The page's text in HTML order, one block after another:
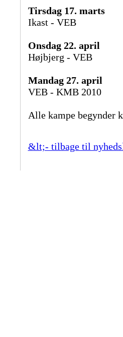
Tirsdag 17. marts
Ikast - VEB
Onsdag 22. april
Højbjerg - VEB
Mandag 27. april
VEB - KMB 2010
Alle kampe begynder
&lt;- tilbage til